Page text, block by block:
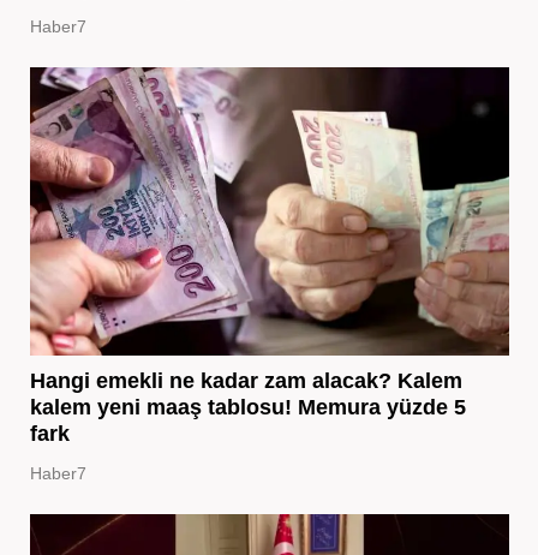
Haber7
Hangi emekli ne kadar zam alacak? Kalem
kalem yeni maaş tablosu! Memura yüzde 5
fark
Haber7